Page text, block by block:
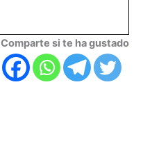
Comparte si te ha gustado